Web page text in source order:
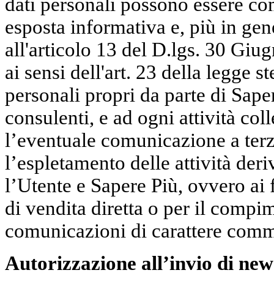
esposta informativa e, più in
all'articolo 13 del D.lgs. 30
ai sensi dell'art. 23 della legge
personali propri da parte di
consulenti, e ad ogni attività
l’eventuale comunicazione a
l’espletamento delle attività
l’Utente e Sapere Più, ovvero
di vendita diretta o per il
comunicazioni di carattere
Autorizzazione all’invio di